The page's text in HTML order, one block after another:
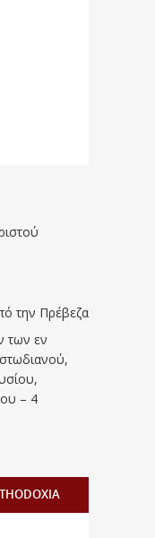
την Πρέβεζα
των εν
– 4